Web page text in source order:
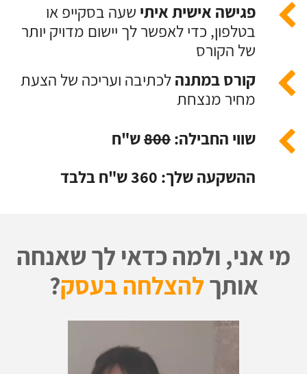
 פגישה אישית איתי שעה בסקייפ או
בטלפון, כדי לאפשר לך יישום מדויק יותר
של הקורס
 קורס במתנהלכתיבה ועריכה של הצעת
מחיר מנצחת
 שווי החבילה:800ש"ח
ההשקעה שלך: 360 ש"ח בלבד
מי אני, ולמה כדאי לך שאנחה
אותךלהצלחה בעסק?